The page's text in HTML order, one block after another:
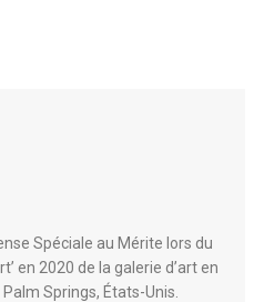
Spéciale au Mérite lors du
en 2020 de la galerie d’art en
Springs, États-Unis.